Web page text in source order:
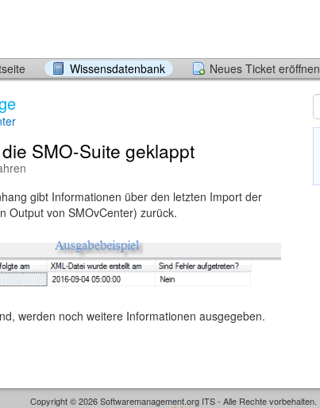
Wissensdatenbank Neues Ticket eröffnen
SMO-Suite geklappt
gibt Informationen über den letzten Import der
Output von SMOvCenter) zurück.
werden noch weitere Informationen ausgegeben.
Copyright © 2026 Softwaremanagement.org ITS - Alle Rechte vorbehalten.